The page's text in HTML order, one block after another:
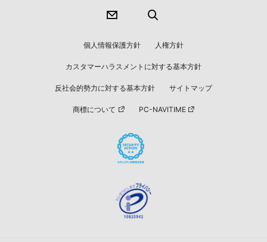
個人情報保護方針 人権方針
カスタマーハラスメントに対する基本方針
反社会的勢力に対する基本方針 サイトマップ
商標について PC-NAVITIME